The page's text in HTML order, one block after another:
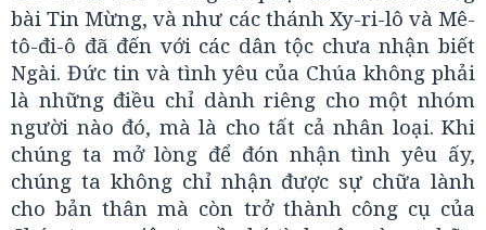
bài Tin Mừng, và như các thánh Xy-ri-lô và Mê-
tô-đi-ô đã đến với các dân tộc chưa nhận biết
Ngài. Đức tin và tình yêu của Chúa không phải
là những điều chỉ dành riêng cho một nhóm
người nào đó, mà là cho tất cả nhân loại. Khi
chúng ta mở lòng để đón nhận tình yêu ấy,
chúng ta không chỉ nhận được sự chữa lành
cho bản thân mà còn trở thành công cụ của